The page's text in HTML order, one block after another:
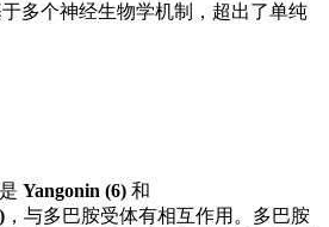
多个神经生物学机制，超出了单纯
Yangonin (6) 和
，与多巴胺受体有相互作用。多巴胺